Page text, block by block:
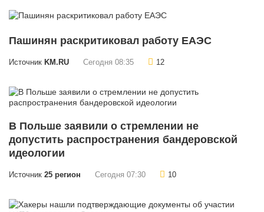
Пашинян раскритиковал работу ЕАЭС
Источник KM.RU Сегодня 08:35 12
В Польше заявили о стремлении не
допустить распространения бандеровской
идеологии
Источник 25 регион Сегодня 07:30 10